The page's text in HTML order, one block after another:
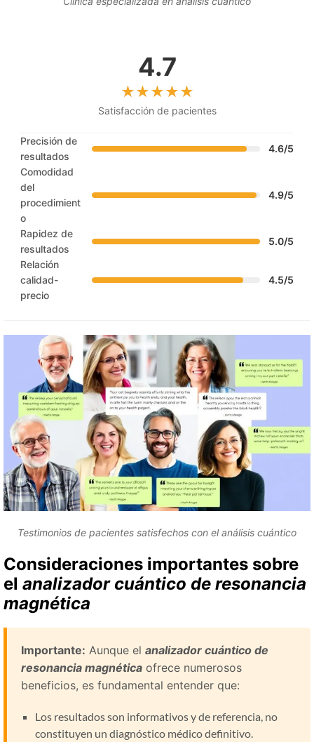
4.7
Satisfacción de pacientes
Precisión de
resultados
4.6/5
Comodidad
del
procedimient
o
4.9/5
Rapidez de
resultados
5.0/5
Relación
calidad-
precio
4.5/5
Testimonios de pacientes satisfechos con el análisis cuántico
Consideraciones importantes sobre
el analizador cuántico de resonancia
magnética
Importante: Aunque el analizador cuántico de
resonancia magnética ofrece numerosos
beneficios, es fundamental entender que:
Los resultados son informativos y de referencia, no
constituyen un diagnóstico médico definitivo.